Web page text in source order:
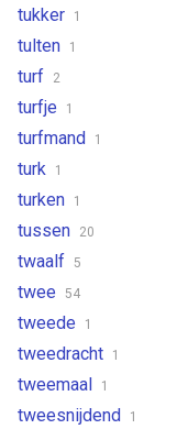
tukker 1
tulten 1
turf 2
turfje 1
turfmand 1
turk 1
turken 1
tussen 20
twaalf 5
twee 54
tweede 1
tweedracht 1
tweemaal 1
tweesnijdend 1